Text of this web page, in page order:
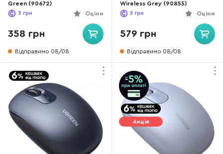
Green (90672)
Оціни
3 грн
358 грн
Відправимо 08/08
Wireless Grey (90855)
Оціни
5 грн
579 грн
Відправимо 08/08
Акція